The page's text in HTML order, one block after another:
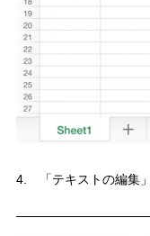
4. 「テキストの編集